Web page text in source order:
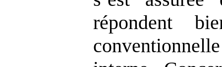
répondent